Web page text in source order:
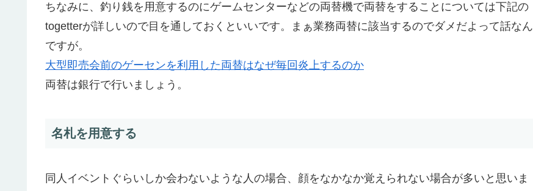
ちなみに、釣り銭を用意するのにゲームセンターなどの両替機で両替をすることについては下記の
togetterが詳しいので目を通しておくといいです。まぁ業務両替に該当するのでダメだよって話なん
ですが。
大型即売会前のゲーセンを利用した両替はなぜ毎回炎上するのか
両替は銀行で行いましょう。
名札を用意する
同人イベントぐらいしか会わないような人の場合、顔をなかなか覚えられない場合が多いと思いま